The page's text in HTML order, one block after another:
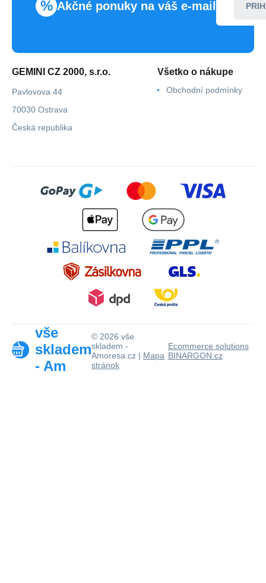
% Akčné ponuky na váš e-mail
GEMINI CZ 2000, s.r.o.
Pavlovova 44
70030 Ostrava
Česká republika
Všetko o nákupe
Obchodní podmínky
vše
skladem
- Am
© 2026 vše
skladem -
Amoresa.cz | Mapa
stránok
Ecommerce solutions
BINARGON.cz